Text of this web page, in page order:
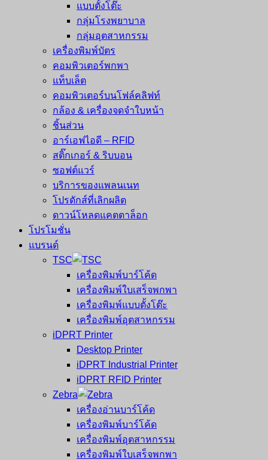
แบบตั้งโต๊ะ
กลุ่มโรงพยาบาล
กลุ่มอุตสาหกรรม
เครื่องพิมพ์บัตร
คอมพิวเตอร์พกพา
แท็บเล็ต
คอมพิวเตอร์บนโฟล์คลิฟท์
กล้อง & เครื่องจดจำใบหน้า
ชิ้นส่วน
อาร์เอฟไอดี – RFID
สติ๊กเกอร์ & ริบบอน
ซอฟต์แวร์
บริการของแพลนเนท
โปรดักส์ที่เลิกผลิต
ดาวน์โหลดแคตตาล็อก
โปรโมชั่น
แบรนด์
TSC
เครื่องพิมพ์บาร์โค้ด
เครื่องพิมพ์ใบเสร็จพกพา
เครื่องพิมพ์แบบตั้งโต๊ะ
เครื่องพิมพ์อุตสาหกรรม
iDPRT Printer
Desktop Printer
iDPRT Industrial Printer
iDPRT RFID Printer
Zebra
เครื่องอ่านบาร์โค้ด
เครื่องพิมพ์บาร์โค้ด
เครื่องพิมพ์อุตสาหกรรม
เครื่องพิมพ์ใบเสร็จพกพา